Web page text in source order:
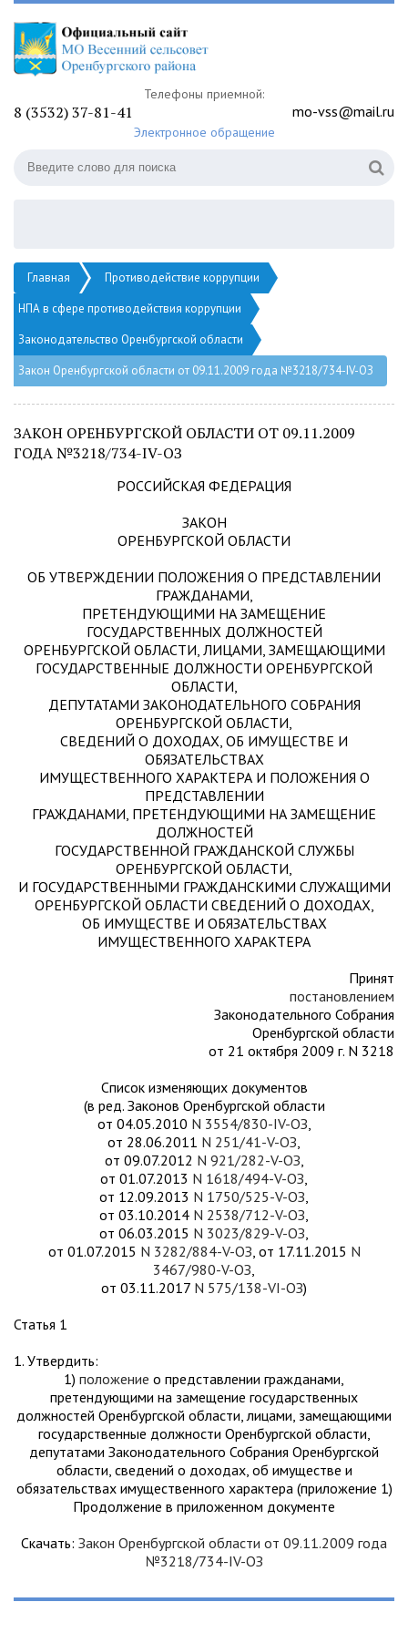
Телефоны приемной:
8 (3532) 37-81-41 mo-vss@mail.ru
Электронное обращение
Главная
Противодействие коррупции
НПА в сфере противодействия коррупции
Законодательство Оренбургской области
Закон Оренбургской области от 09.11.2009 года №3218/734-IV-ОЗ
ЗАКОН ОРЕНБУРГСКОЙ ОБЛАСТИ ОТ 09.11.2009
ГОДА №3218/734-IV-ОЗ
РОССИЙСКАЯ ФЕДЕРАЦИЯ
ЗАКОН
ОРЕНБУРГСКОЙ ОБЛАСТИ
ОБ УТВЕРЖДЕНИИ ПОЛОЖЕНИЯ О ПРЕДСТАВЛЕНИИ
ГРАЖДАНАМИ,
ПРЕТЕНДУЮЩИМИ НА ЗАМЕЩЕНИЕ
ГОСУДАРСТВЕННЫХ ДОЛЖНОСТЕЙ
ОРЕНБУРГСКОЙ ОБЛАСТИ, ЛИЦАМИ, ЗАМЕЩАЮЩИМИ
ГОСУДАРСТВЕННЫЕ ДОЛЖНОСТИ ОРЕНБУРГСКОЙ
ОБЛАСТИ,
ДЕПУТАТАМИ ЗАКОНОДАТЕЛЬНОГО СОБРАНИЯ
ОРЕНБУРГСКОЙ ОБЛАСТИ,
СВЕДЕНИЙ О ДОХОДАХ, ОБ ИМУЩЕСТВЕ И
ОБЯЗАТЕЛЬСТВАХ
ИМУЩЕСТВЕННОГО ХАРАКТЕРА И ПОЛОЖЕНИЯ О
ПРЕДСТАВЛЕНИИ
ГРАЖДАНАМИ, ПРЕТЕНДУЮЩИМИ НА ЗАМЕЩЕНИЕ
ДОЛЖНОСТЕЙ
ГОСУДАРСТВЕННОЙ ГРАЖДАНСКОЙ СЛУЖБЫ
ОРЕНБУРГСКОЙ ОБЛАСТИ,
И ГОСУДАРСТВЕННЫМИ ГРАЖДАНСКИМИ СЛУЖАЩИМИ
ОРЕНБУРГСКОЙ ОБЛАСТИ СВЕДЕНИЙ О ДОХОДАХ,
ОБ ИМУЩЕСТВЕ И ОБЯЗАТЕЛЬСТВАХ
ИМУЩЕСТВЕННОГО ХАРАКТЕРА
Принят
постановлением
Законодательного Собрания
Оренбургской области
от 21 октября 2009 г. N 3218
Список изменяющих документов
(в ред. Законов Оренбургской области
от 04.05.2010 N 3554/830-IV-ОЗ,
от 28.06.2011 N 251/41-V-ОЗ,
от 09.07.2012 N 921/282-V-ОЗ,
от 01.07.2013 N 1618/494-V-ОЗ,
от 12.09.2013 N 1750/525-V-ОЗ,
от 03.10.2014 N 2538/712-V-ОЗ,
от 06.03.2015 N 3023/829-V-ОЗ,
от 01.07.2015 N 3282/884-V-ОЗ, от 17.11.2015 N
3467/980-V-ОЗ,
от 03.11.2017 N 575/138-VI-ОЗ)
Статья 1
1. Утвердить:
1) положение о представлении гражданами,
претендующими на замещение государственных
должностей Оренбургской области, лицами, замещающими
государственные должности Оренбургской области,
депутатами Законодательного Собрания Оренбургской
области, сведений о доходах, об имуществе и
обязательствах имущественного характера (приложение 1)
Продолжение в приложенном документе
Скачать: Закон Оренбургской области от 09.11.2009 года
№3218/734-IV-ОЗ